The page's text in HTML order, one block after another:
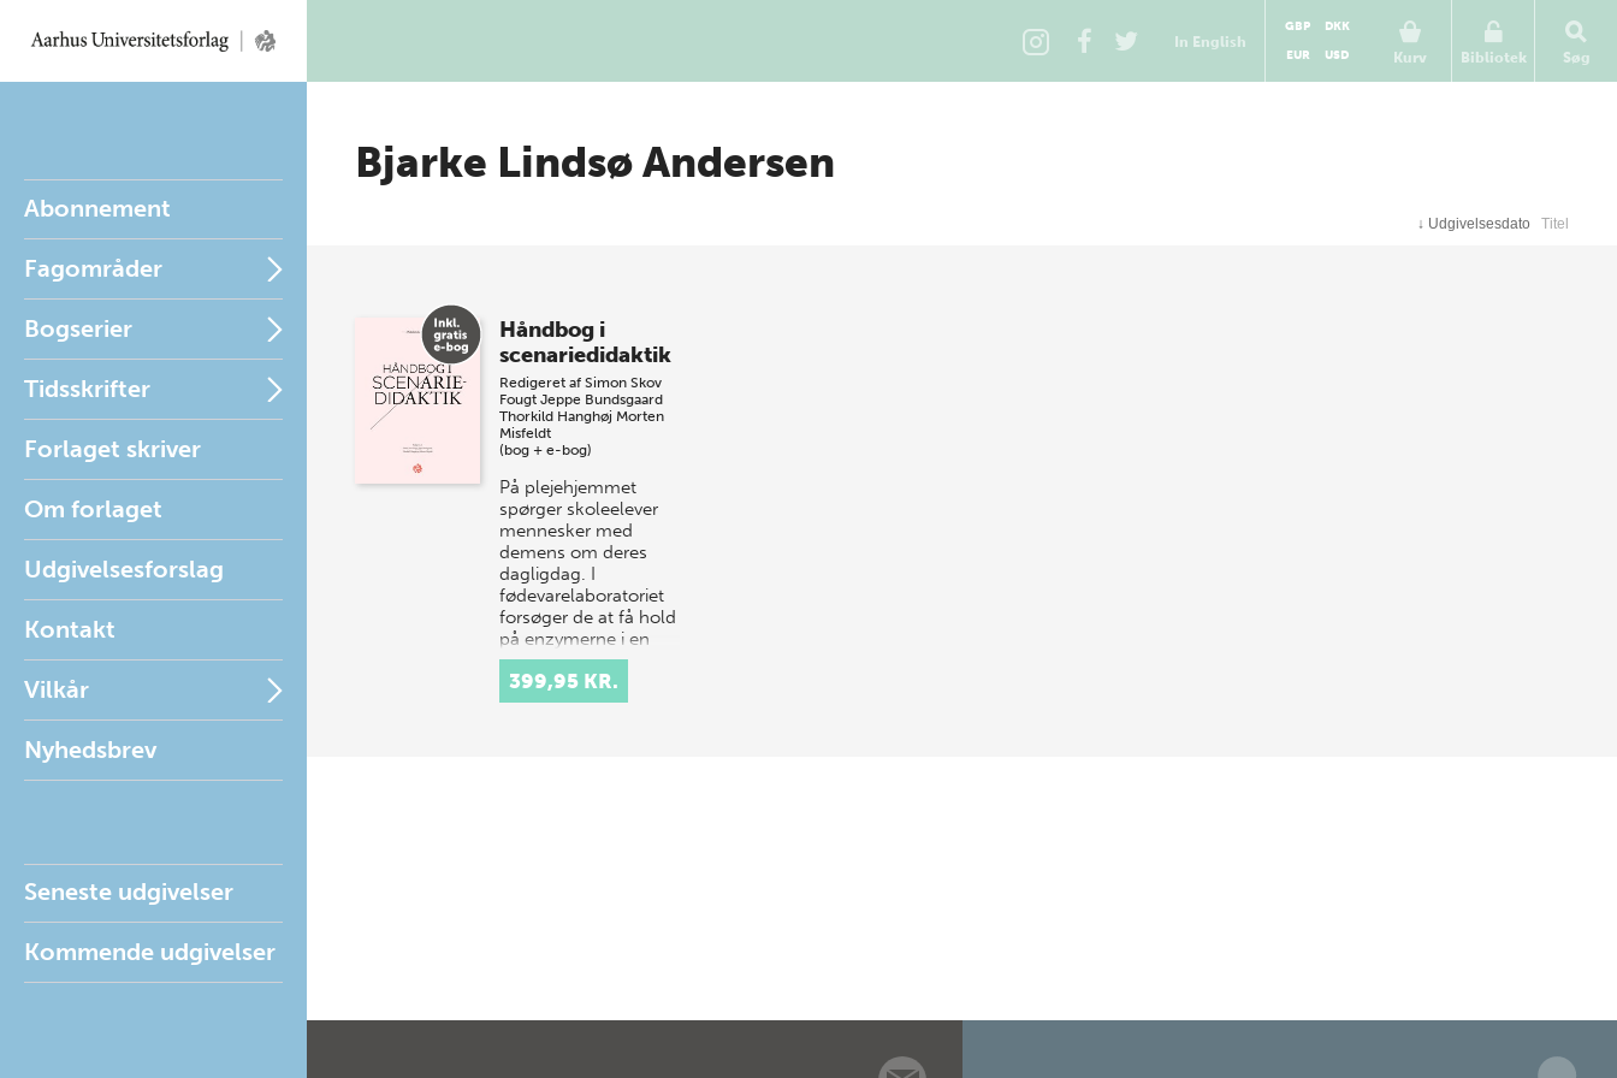
In English
Kurv
GBP
DKK
EUR
USD Bibliotek Søg
Abonnement
Fagområder
Bogserier
Tidsskrifter
Forlaget skriver
Om forlaget
Udgivelsesforslag
Kontakt
Vilkår
Nyhedsbrev
Seneste udgivelser
Kommende udgivelser
Bjarke Lindsø Andersen
↓ Udgivelsesdato Titel
Håndbog i
scenariedidaktik
Redigeret af Simon Skov
Fougt Jeppe Bundsgaard
Thorkild Hanghøj Morten
Misfeldt
(bog + e-bog)
På plejehjemmet
spørger skoleelever
mennesker med
demens om deres
dagligdag. I
fødevarelaboratoriet
forsøger de at få hold
på enzymerne i en
kemisk pr…
399,95 KR.